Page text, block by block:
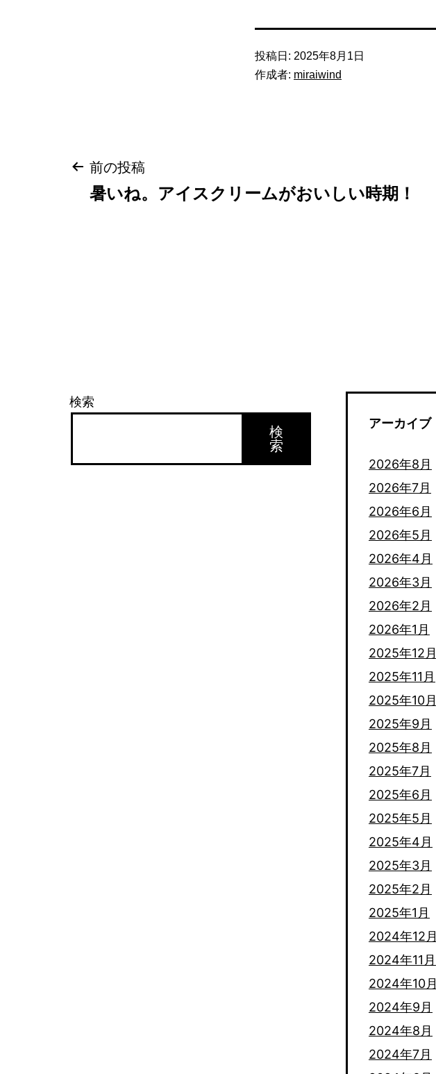
投稿日: 2025年8月1日
作成者: miraiwind
投
ー
ョ
前の投稿
暑いね。アイスクリームがおいしい時期！
検索
検
索
アーカイブ
2026年8月
2026年7月
2026年6月
2026年5月
2026年4月
2026年3月
2026年2月
2026年1月
2025年12月
2025年11月
2025年10月
2025年9月
2025年8月
2025年7月
2025年6月
2025年5月
2025年4月
2025年3月
2025年2月
2025年1月
2024年12月
2024年11月
2024年10月
2024年9月
2024年8月
2024年7月